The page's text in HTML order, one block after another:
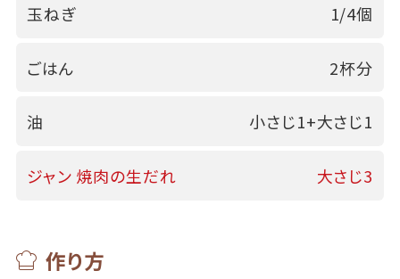
玉ねぎ 1/4個
ごはん 2杯分
油 小さじ1+大さじ1
ジャン 焼肉の生だれ 大さじ3
作り方